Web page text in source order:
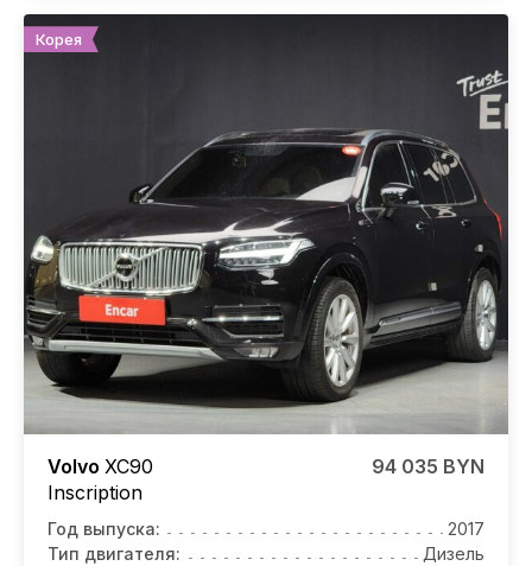
Корея
Volvo XC90
Inscription
94 035 BYN
Год выпуска:
2017
Тип двигателя:
Дизель